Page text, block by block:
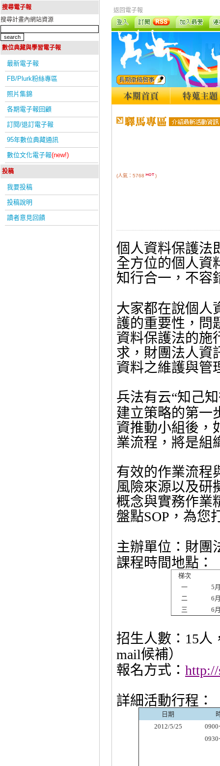
搜尋電子報
搜尋計畫內網站資源
數位典藏與學習電子報
最新電子報
FB/Plurk粉絲專區
照片集錦
各期電子報回顧
訂閱/退訂電子報
95年數位典藏通訊
數位文化電子報(new!)
投稿
我要投稿
投稿說明
讀者意見回饋
返回電子報
(人氣：5768 )
個人資料保護法
全方位的個人資
知行合一，不容
大家都在說個人
護的重要性，問
資料保護法的施
求，財團法人資
資料之維護與管
兵法有云“知己
建立策略的第一
資推動小組後，
業流程，將是組
有效的作業流程
風險來源以及研
概念與實務作業
盤點SOP ，為您
主辦單位：財團
課程時間地點：
梯次
一
5
二
6
三
6
招生人數： 15人
mail候補）
報名方式：
詳細活動行程：
日期
2012/5/25 0900
0930